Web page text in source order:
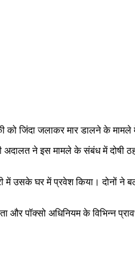
को जिंदा जलाकर मार डालने के
अदालत ने इस मामले के संबंध में
में उसके घर में प्रवेश किया।
और पॉक्सो अधिनियम के विभिन्न